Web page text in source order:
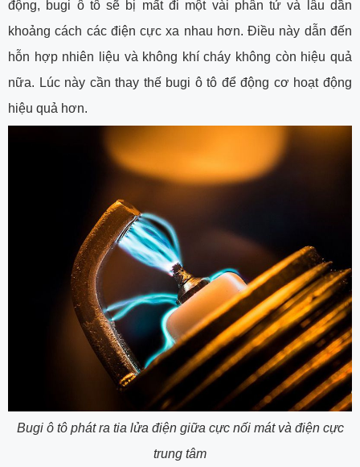
động, bugi ô tô sẽ bị mất đi một vài phân tử và lâu dần
khoảng cách các điện cực xa nhau hơn. Điều này dẫn đến
hỗn hợp nhiên liệu và không khí cháy không còn hiệu quả
nữa. Lúc này cần thay thế bugi ô tô để động cơ hoạt động
hiệu quả hơn.
Bugi ô tô phát ra tia lửa điện giữa cực nối mát và điện cực
trung tâm